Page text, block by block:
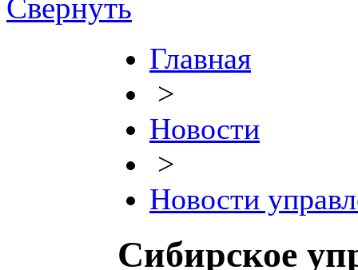
Главная
>
Новости
>
Новости
Сибирское